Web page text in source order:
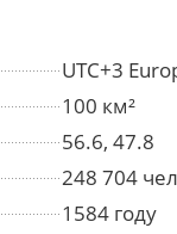
UTC+3
100 км²
56.6, 47.8
248 704
1584 году